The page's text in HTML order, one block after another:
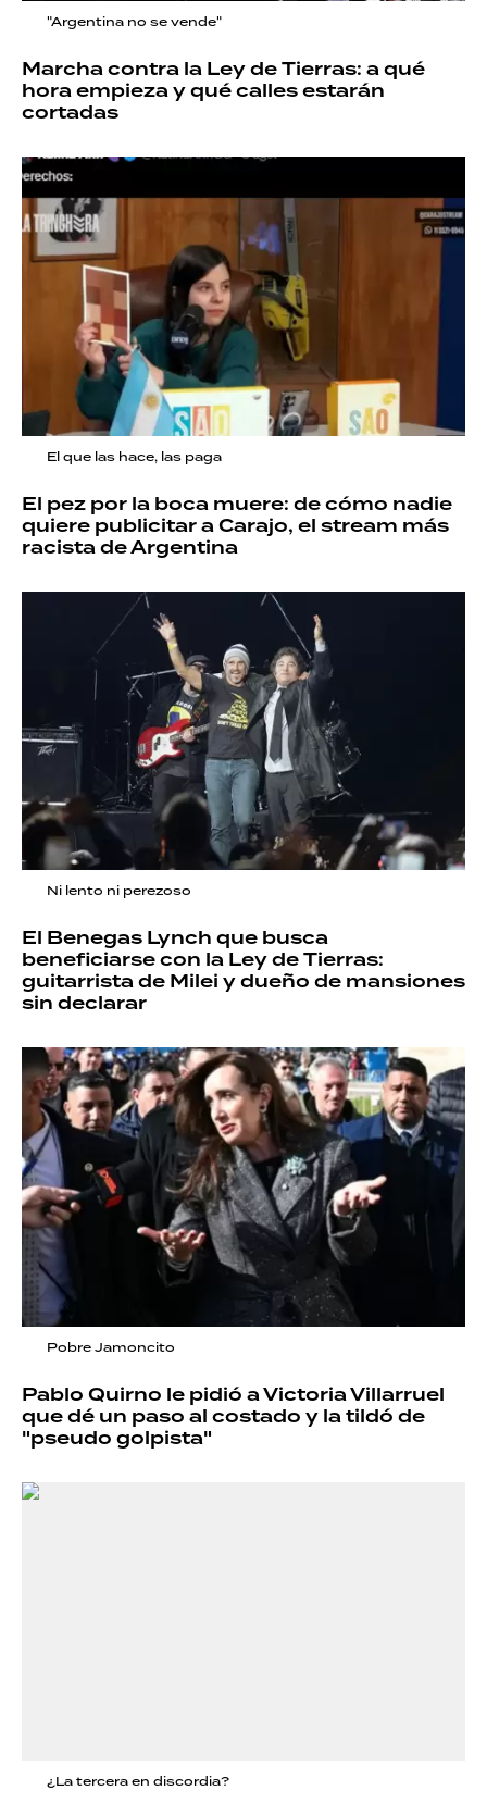
"Argentina no se vende"
Marcha contra la Ley de Tierras: a qué
hora empieza y qué calles estarán
cortadas
El que las hace, las paga
El pez por la boca muere: de cómo nadie
quiere publicitar a Carajo, el stream más
racista de Argentina
Ni lento ni perezoso
El Benegas Lynch que busca
beneficiarse con la Ley de Tierras:
guitarrista de Milei y dueño de mansiones
sin declarar
Pobre Jamoncito
Pablo Quirno le pidió a Victoria Villarruel
que dé un paso al costado y la tildó de
"pseudo golpista"
¿La tercera en discordia?